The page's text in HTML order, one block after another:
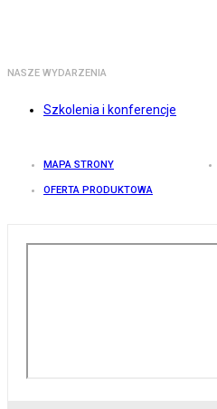
NASZE WYDARZENIA
Szkolenia i konferencje
MAPA STRONY
OFERTA PRODUKTOWA